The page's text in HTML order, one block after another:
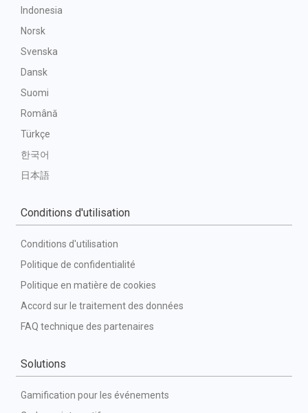
Indonesia
Norsk
Svenska
Dansk
Suomi
Română
Türkçe
한국어
日本語
Conditions d'utilisation
Conditions d'utilisation
Politique de confidentialité
Politique en matière de cookies
Accord sur le traitement des données
FAQ technique des partenaires
Solutions
Gamification pour les événements